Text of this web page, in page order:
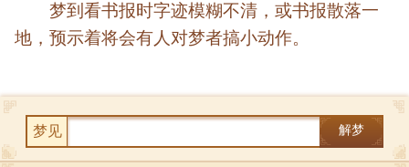
梦到看书报时字迹模糊不清，或书报散落一
地，预示着将会有人对梦者搞小动作。
梦见 解梦